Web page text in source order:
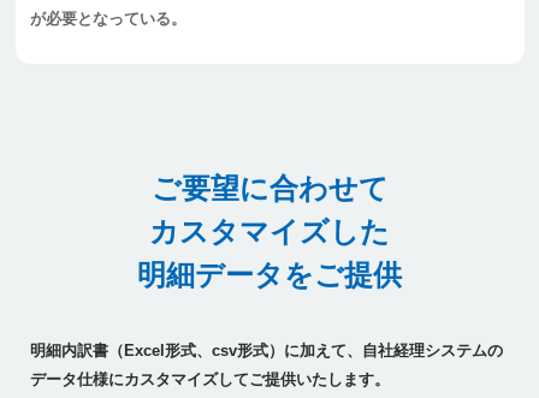
が必要となっている。
ご要望に合わせて
カスタマイズした
明細データをご提供
明細内訳書（Excel形式、csv形式）に加えて、自社経理システムの
データ仕様にカスタマイズしてご提供いたします。